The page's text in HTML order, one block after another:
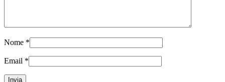
Nome *
Email *